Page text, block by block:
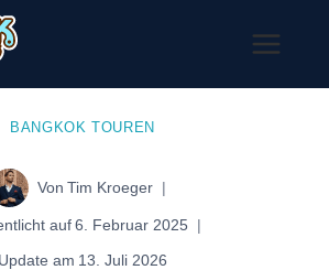
BANGKOK TOUREN
Von Tim Kroeger
auf6. Februar 2025
Update am 13. Juli 2026